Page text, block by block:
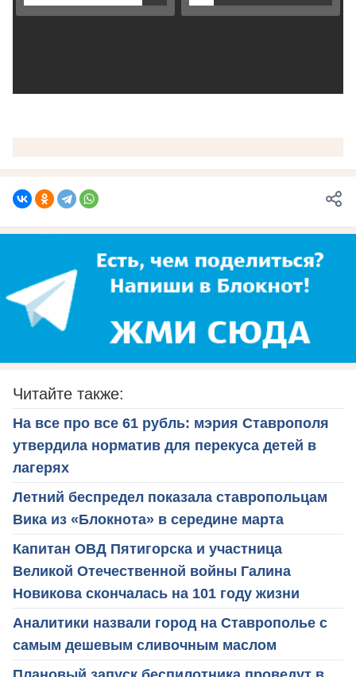
Читайте также:
На все про все 61 рубль: мэрия Ставрополя
утвердила норматив для перекуса детей в
лагерях
Летний беспредел показала ставропольцам
Вика из «Блокнота» в середине марта
Капитан ОВД Пятигорска и участница
Великой Отечественной войны Галина
Новикова скончалась на 101 году жизни
Аналитики назвали город на Ставрополье с
самым дешевым сливочным маслом